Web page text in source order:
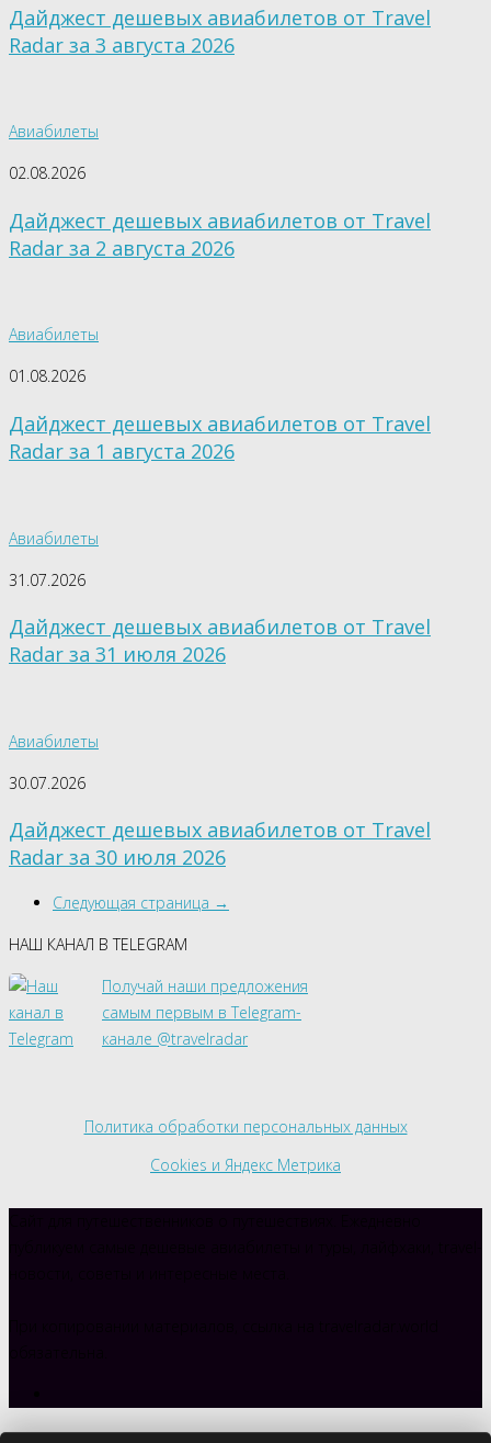
Дайджест дешевых авиабилетов от Travel
Radar за 3 августа 2026
Авиабилеты
02.08.2026
Дайджест дешевых авиабилетов от Travel
Radar за 2 августа 2026
Авиабилеты
01.08.2026
Дайджест дешевых авиабилетов от Travel
Radar за 1 августа 2026
Авиабилеты
31.07.2026
Дайджест дешевых авиабилетов от Travel
Radar за 31 июля 2026
Авиабилеты
30.07.2026
Дайджест дешевых авиабилетов от Travel
Radar за 30 июля 2026
Следующая страница →
НАШ КАНАЛ В TELEGRAM
Получай наши предложения
самым первым в Telegram-
канале @travelradar
Политика обработки персональных данных
Cookies и Яндекс Метрика